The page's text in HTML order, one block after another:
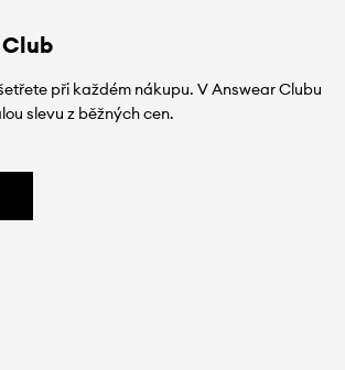
při každém nákupu. V Answear Clubu
slevu z běžných cen.